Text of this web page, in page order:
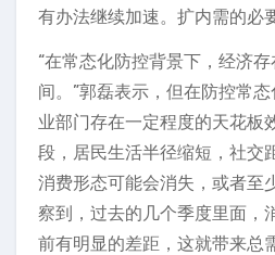
有办法继续加速。扩内需的必
“在常态化防控背景下，经济
间。”郭磊表示，但在防控常
业部门存在一定程度的天花板
段，居民生活半径缩短，社交
消费形态可能会消失，或者至
察到，过去的几个季度里面，
前有明显的差距，这就带来总